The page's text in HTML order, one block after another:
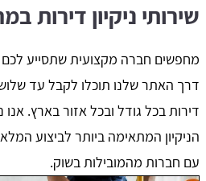
שירותי ניקיון דירות
מחפשים חברה מקצועית שתסייע לכם
דרך האתר שלנו תוכלו לקבל עד שלוש
דירות בכל גודל ובכל אזור בארץ.
הניקיון המתאימה ביותר לביצוע
עם חברות מהמובילות בשוק.